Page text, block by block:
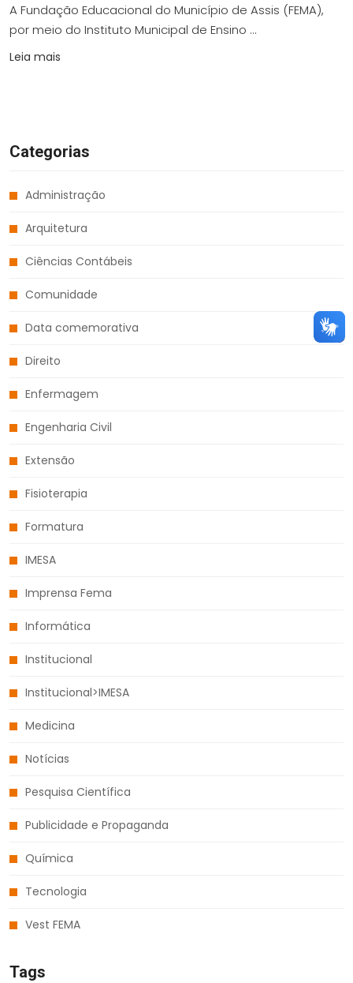
A Fundação Educacional do Município de Assis (FEMA),
por meio do Instituto Municipal de Ensino ...
Leia mais
Categorias
Administração
Arquitetura
Ciências Contábeis
Comunidade
Data comemorativa
Direito
Enfermagem
Engenharia Civil
Extensão
Fisioterapia
Formatura
IMESA
Imprensa Fema
Informática
Institucional
Institucional>IMESA
Medicina
Notícias
Pesquisa Científica
Publicidade e Propaganda
Química
Tecnologia
Vest FEMA
Tags